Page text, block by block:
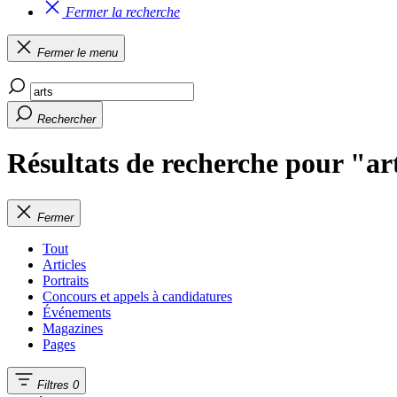
Fermer la recherche
Fermer le menu
Rechercher
Résultats de recherche pour
Fermer
Tout
Articles
Portraits
Concours et appels à candidatures
Événements
Magazines
Pages
Filtres 0